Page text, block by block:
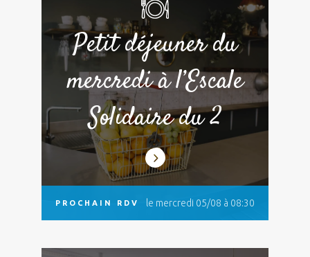
Petit déjeuner du
mercredi à l’Escale
Solidaire du 2
PROCHAIN RDV le mercredi 05/08 à 08:30